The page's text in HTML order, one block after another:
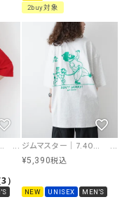
2buy対象
ロシャツ [[d-c-025]][D]
）
ジムマスター｜7.4OZ Dont worry ビッグTee [[G721709]][D]
¥5,390税込
NEW UNISEX MEN'S